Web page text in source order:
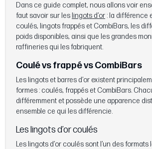
Dans ce guide complet, nous allons voir
faut savoir sur les lingots d’or : la différence
coulés, lingots frappés et CombiBars, les
poids disponibles, ainsi que les grandes
raffineries qui les fabriquent.
Coulé vs frappé vs CombiBars
Les lingots et barres d’or existent
formes : coulés, frappés et CombiBars.
différemment et possède une apparence
ensemble ce qui les différencie.
Les lingots d’or coulés
Les lingots d’or coulés sont l’un des formats